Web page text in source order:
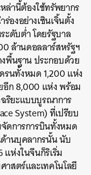
ล่านี้ต้องใช้ทรัพยากร
องอย่างเซินเจิ้นตั้ง
ะดับต่ำ โดยรัฐบาล
ล้านดอลลาร์สหรัฐฯ
พื้นฐาน ประกอบด้วย
นทั้งหมด 1,200 แห่ง
ก 8,000 แห่ง พร้อม
ริยะแบบบูรณาการ
System) ที่เปรียบ
ดการการบินทั้งหมด
านบุคลากรนั้น นับ
ห่งในจีนก็ริเริ่ม
สตร์และเทคโนโลยี